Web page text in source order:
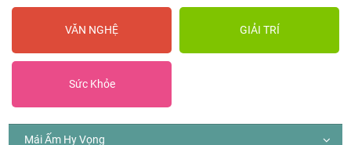
VĂN NGHỆ GIẢI TRÍ
Sức Khỏe
Mái Ấm Hy Vọng